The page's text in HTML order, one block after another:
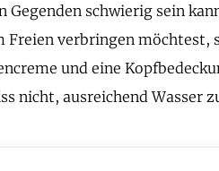
Gegenden schwierig sein
Freien verbringen möchtest,
und eine
nicht, ausreichend Wasser